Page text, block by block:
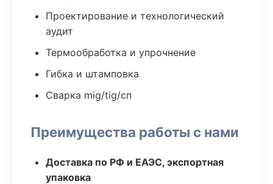
Проектирование и технологический
аудит
Термообработка и упрочнение
Гибка и штамповка
Сварка mig/tig/сп
Преимущества работы с нами
Доставка по РФ и ЕАЭС, экспортная
упаковка